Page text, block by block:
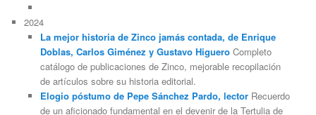
2024
La mejor historia de Zinco jamás contada, de Enrique
Doblas, Carlos Giménez y Gustavo HigueroCompleto
catálogo de publicaciones de Zinco, mejorable recopilación
de artículos sobre su historia editorial.
Elogio póstumo de Pepe Sánchez Pardo, lectorRecuerdo
de un aficionado fundamental en el devenir de la Tertulia de